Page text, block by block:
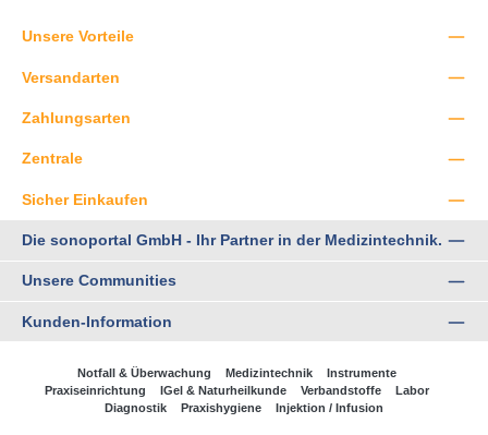
Unsere Vorteile
Zentrale
Sicher Einkaufen
Versandarten
Zahlungsarten
Die sonoportal GmbH - Ihr Partner in der Medizintechnik.
Unsere Communities
Kunden-Information
Notfall & Überwachung Medizintechnik
Instrumente
Praxiseinrichtung
IGel & Naturheilkunde Verbandstoffe
Labor
Diagnostik
Praxishygiene Injektion / Infusion